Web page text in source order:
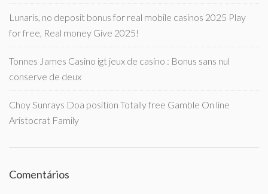
Lunaris, no deposit bonus for real mobile casinos 2025 Play
for free, Real money Give 2025!
Tonnes James Casino igt jeux de casino : Bonus sans nul
conserve de deux
Choy Sunrays Doa position Totally free Gamble On line
Aristocrat Family
Comentários